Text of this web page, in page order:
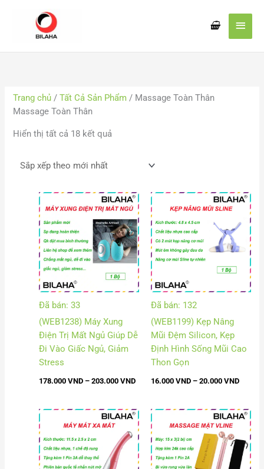
Trang chủ /Tất Cả Sản Phẩm / Massage Toàn Thân
Massage Toàn Thân
Hiển thị tất cả 18 kết quả
theo
Đã bán: 33
(WEB1238) Máy Xung
Điện Trị Mất Ngủ Giúp Dễ
Đi Vào Giấc Ngủ, Giảm
Stress
178.000VND – 203.000VND
Khoảng
giá:
từ
178.000 VND
đến
203.000 VND
Đã bán: 132
(WEB1199) Kẹp Nâng
Mũi Đệm Silicon, Kẹp
Định Hình Sống Mũi Cao
Thon Gọn
16.000 VND – 20.000 VND
Khoảng
giá:
16.000
đến
20.000
Khoảng
giá:
từ
50.000 VND
đến
57.000 VND
giá:
từ
đến